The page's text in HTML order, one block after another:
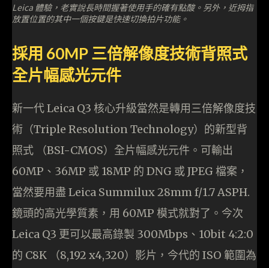
Leica 體驗，老實說長時間握著使用手的確有點酸。另外，近拇指
放置位置的其中一個按鍵是快速切換拍片功能。
採用 60MP 三倍解像度技術背照式
全片幅感光元件
新一代 Leica Q3 核心升級當然是轉用三倍解像度技
術（Triple Resolution Technology）的新型背
照式 （BSI-CMOS）全片幅感光元件。可輸出
60MP、36MP 或 18MP 的 DNG 或 JPEG 檔案，
當然要用盡 Leica Summilux 28mm f/1.7 ASPH.
鏡頭的高光學質素，用 60MP 模式就對了。今次
Leica Q3 更可以最高錄製 300Mbps、10bit 4:2:0
的 C8K （8,192 x4,320）影片，今代的 ISO 範圍為